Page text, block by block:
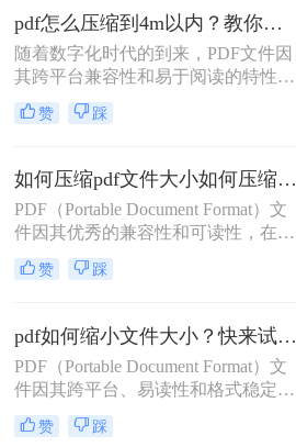
件压缩到较小的尺寸，比如10MB以
内。那么pdf如何压缩到10m以内呢？
本文将介绍几种常见且实用的方法来
帮助您实现这一目标。
pdf怎么压缩到4m以内？教你三种简单好用的压缩方法！
随着数字化时代的到来，PDF文件因
其跨平台兼容性和易于阅读的特性，
成为了我们日常工作中不可或缺的一
部分。然而，有时PDF文件会因为包
庞大，这不仅会影响文件的传输速
度，还可能给存储带来不便。因此，
将PDF文件压缩到4MB以内显得尤为
重要。那么PDF怎么压缩到4m以内
呢？本文将为您介绍几种有效的方
法，帮助您轻松实现PDF文件的压
赞 踩
如何压缩pdf文件大小如何压缩pdf文件大小？这3种方法快来尝试下吧！
​PDF（Portable Document Format）文
件因其优秀的兼容性和可读性，在日
常生活和工作中被广泛使用。然而，
有时PDF文件可能会因为包含大量的
大，这不仅在传输时造成不便，还可
能占用大量的存储空间。因此，学会
如何压缩pdf文件大小成为了许多人的
需求。本文将介绍几种常见且实用的
PDF压缩方法。
赞 踩
pdf如何缩小文件大小？快来试试这四个方法！
PDF（Portable Document Format）文
件因其跨平台、易读性和格式稳定性
而受到广泛欢迎。然而，随着PDF文
件中包含的内容增多，如图片、文
赞 踩